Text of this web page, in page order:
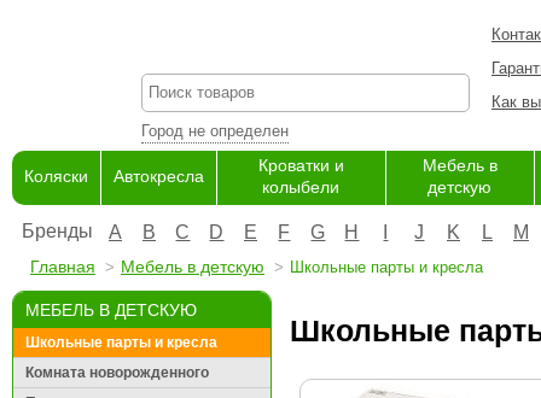
Город не определен
Как
Коляски Автокресла
Кроватки и
колыбели
Мебель в
детскую
Бренды A B C D E F G H J K L M
Главная Мебель в детскую Школьные парты и кресла
МЕБЕЛЬ В ДЕТСКУЮ
Школьные парты и кресла
Комната новорожденного
Школьные